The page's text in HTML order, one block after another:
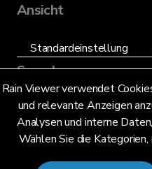
Rain Viewer verwendet
und relevante Anzeigen
Analysen und interne
Wählen Sie die
Ansicht
Sprache
Deutsch (DE)